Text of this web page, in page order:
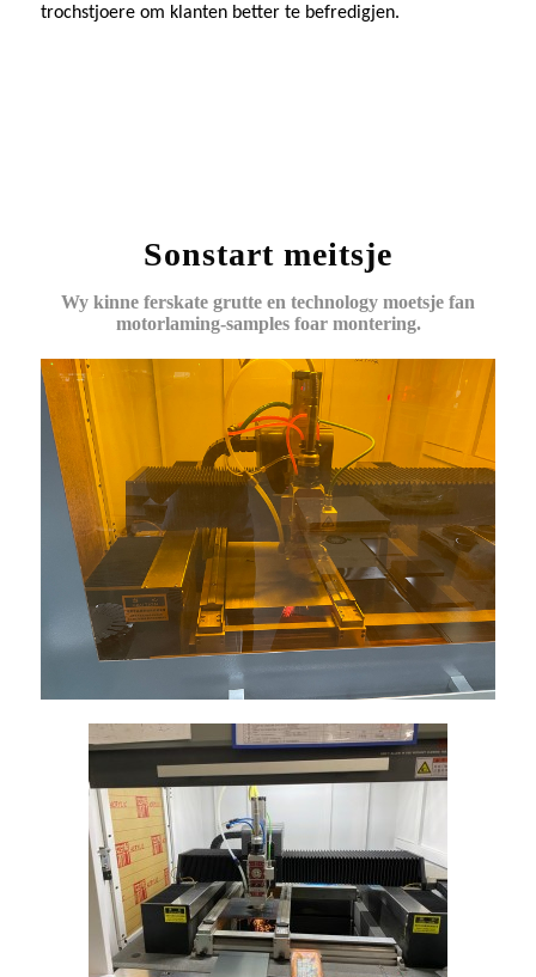
trochstjoere om klanten better te befredigjen.
Sonstart meitsje
Wy kinne ferskate grutte en technology moetsje fan
motorlaming-samples foar montering.